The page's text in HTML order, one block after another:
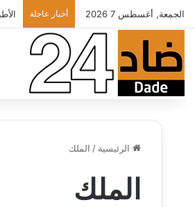
الجمعة, أغسطس 7 2026 أخبار عاجلة تهنئة
الرئيسية / الملك
الملك